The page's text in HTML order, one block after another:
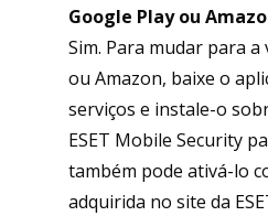
Google Play ou
Sim. Para mudar para
ou Amazon, baixe o
serviços e instale-o
ESET Mobile Security
também pode ativá-lo
adquirida no site da